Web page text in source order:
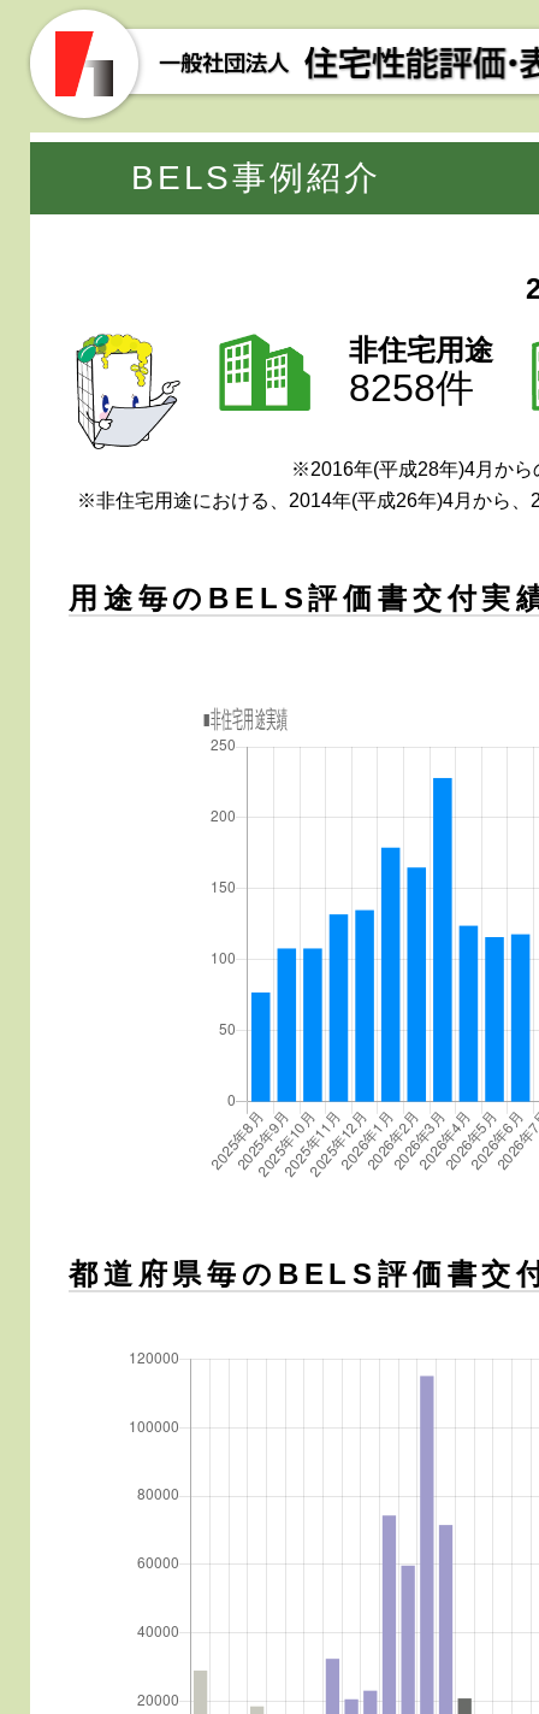
一般社
住宅性能評
協会
BELS事例紹介
非住宅用途
8258件
※2016年(平成28年)4月から
※非住宅用途における、2014年(平成26年)4月から
用途毎のBELS評価書交付実
都道府県毎のBELS評価書交